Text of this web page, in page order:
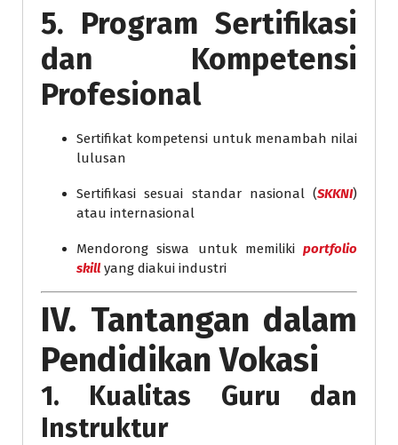
5. Program Sertifikasi
dan Kompetensi
Profesional
Sertifikat kompetensi untuk menambah nilai
lulusan
Sertifikasi sesuai standar nasional (SKKNI)
atau internasional
Mendorong siswa untuk memiliki portfolio
skill yang diakui industri
IV. Tantangan dalam
Pendidikan Vokasi
1. Kualitas Guru dan
Instruktur